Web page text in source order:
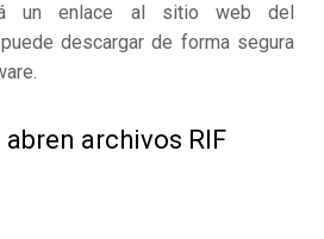
un enlace al sitio web del
descargar de forma segura
archivos RIF